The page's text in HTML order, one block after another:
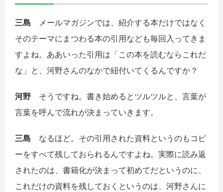
三島 メールマガジンでは、紹介する本だけではなく
そのテーマにまつわる本の引用なども毎回入ってきま
すよね。ああいった引用は「この本を読むならこれだ
な」と、河野さんのなかで紐付いてくるんですか？
河野 そうですね。書き始めるとツルツルと、言葉が
言葉を呼んで流れが決まっていきます。
三島 なるほど。その引用された資料というのもコピ
ーをすべて残しておられるんですよね。実際に読み返
されたのは、書籍化が決まって初めてだというのに、
これだけの資料を残しておくというのは、河野さんに